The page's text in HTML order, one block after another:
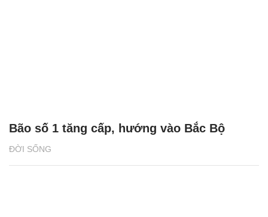
ĐỜI SỐNG
Bão số 1 tăng cấp, hướng vào Bắc Bộ